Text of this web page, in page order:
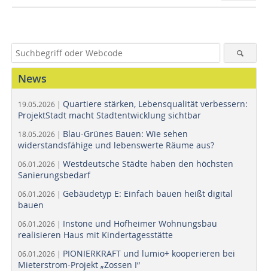
News
19.05.2026 | Quartiere stärken, Lebensqualität verbessern:
ProjektStadt macht Stadtentwicklung sichtbar
18.05.2026 | Blau-Grünes Bauen: Wie sehen
widerstandsfähige und lebenswerte Räume aus?
06.01.2026 | Westdeutsche Städte haben den höchsten
Sanierungsbedarf
06.01.2026 | Gebäudetyp E: Einfach bauen heißt digital
bauen
06.01.2026 | Instone und Hofheimer Wohnungsbau
realisieren Haus mit Kindertagesstätte
06.01.2026 | PIONIERKRAFT und lumio+ kooperieren bei
Mieterstrom-Projekt „Zossen I“